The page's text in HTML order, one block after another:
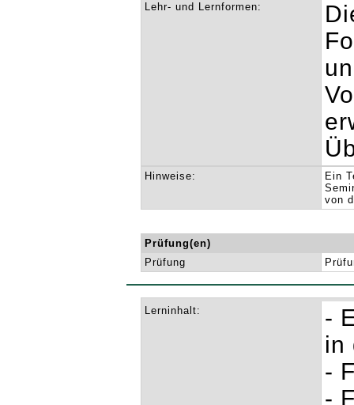
Lehr- und Lernformen:
Hinweise:
Ein
von
Prüfung(en)
Prüfung
Lerninhalt:
-
in
-
-